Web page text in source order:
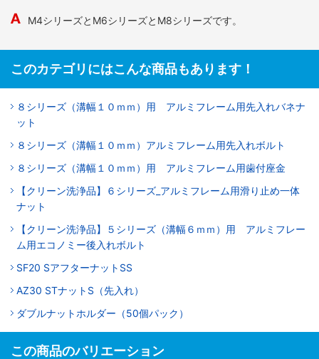
M4シリーズとM6シリーズとM8シリーズです。
このカテゴリにはこんな商品もあります！
８シリーズ（溝幅１０ｍｍ）用 アルミフレーム用先入れバネナ
ット
８シリーズ（溝幅１０ｍｍ）アルミフレーム用先入れボルト
８シリーズ（溝幅１０ｍｍ）用 アルミフレーム用歯付座金
【クリーン洗浄品】６シリーズ_アルミフレーム用滑り止め一体
ナット
【クリーン洗浄品】５シリーズ（溝幅６ｍｍ）用 アルミフレー
ム用エコノミー後入れボルト
SF20 SアフターナットSS
AZ30 STナットS（先入れ）
ダブルナットホルダー（50個パック）
この商品のバリエーション